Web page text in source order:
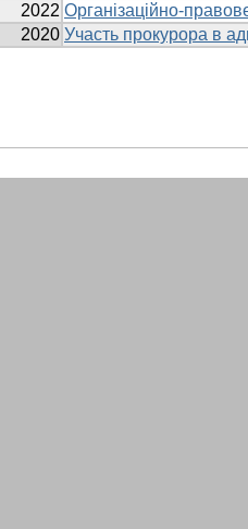
2022 Організаційно-
2020 Участь прокурора в